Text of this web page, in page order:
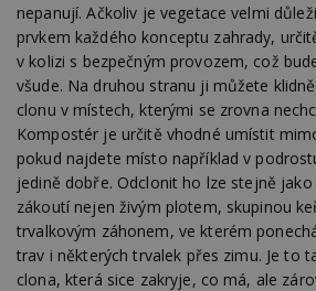
nepanují. Ačkoliv je vegetace velmi
prvkem každého konceptu zahrady,
v kolizi s bezpečným provozem, což
všude. Na druhou stranu ji můžete
clonu v místech, kterými se zrovna
Kompostér je určitě vhodné umístit
pokud najdete místo například v
jedině dobře. Odclonit ho lze stejně
zákoutí nejen živým plotem, skupinou
trvalkovým záhonem, ve kterém
trav i některých trvalek přes zimu. Je to
clona, která sice zakryje, co má, ale